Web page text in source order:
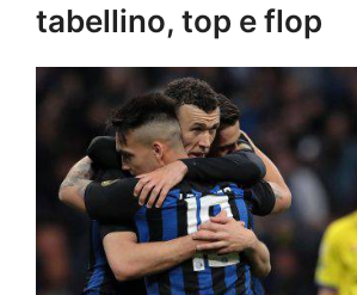
tabellino, top e flop